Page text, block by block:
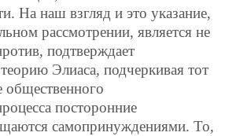
На наш взгляд и это указание,
рассмотрении, является не
подтверждает
Элиаса, подчеркивая тот
общественного
посторонние
самопринуждениями. То,